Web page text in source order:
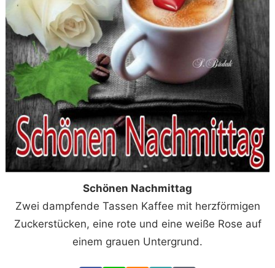
Schönen Nachmittag
Zwei dampfende Tassen Kaffee mit herzförmigen
Zuckerstücken, eine rote und eine weiße Rose auf
einem grauen Untergrund.